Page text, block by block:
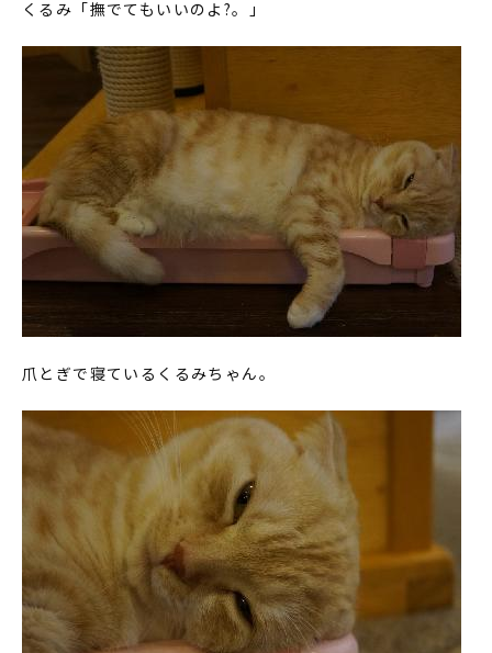
くるみ「撫でてもいいのよ?。」
爪とぎで寝ているくるみちゃん。